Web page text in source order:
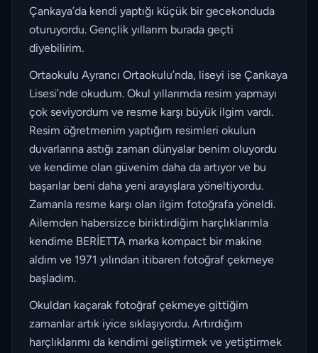
Çankaya’da kendi yaptığı küçük bir gecekonduda
oturuyordu. Gençlik yıllarım burada geçti
diyebilirim.
Ortaokulu Ayrancı Ortaokulu’nda, liseyi ise Çankaya
Lisesi’nde okudum. Okul yıllarımda resim yapmayı
çok seviyordum ve resme karşı büyük ilgim vardı.
Resim öğretmenim yaptığım resimleri okulun
duvarlarına astığı zaman dünyalar benim oluyordu
ve kendime olan güvenim daha da artıyor ve bu
başarılar beni daha yeni arayışlara yöneltiyordu.
Zamanla resme karşı olan ilgim fotoğrafa yöneldi.
Ailemden habersizce biriktirdiğim harçlıklarımla
kendime BERİETTA marka kompact bir makine
aldım ve 1971 yılından itibaren fotoğraf çekmeye
başladım.
Okuldan kaçarak fotoğraf çekmeye gittiğim
zamanlar artık iyice sıklaşıyordu. Artırdığım
harçlıklarımı da kendimi geliştirmek ve yetiştirmek